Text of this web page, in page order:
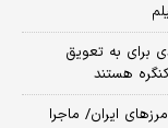
برای به تعویق
هستند
ایران/ ماجرا